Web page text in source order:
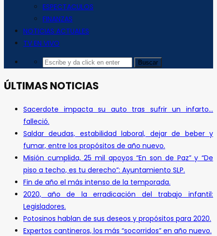
ESPECTACULOS
FINANZAS
NOTICIAS ACTUALES
TV EN VIVO
ÚLTIMAS NOTICIAS
Sacerdote impacta su auto tras sufrir un infarto…
falleció.
Saldar deudas, estabilidad laboral, dejar de beber y
fumar, entre los propósitos de año nuevo.
Misión cumplida, 25 mil apoyos “En son de Paz” y “De
piso a techo, es tu derecho”: Ayuntamiento SLP.
Fin de año el más intenso de la temporada.
2020, año de la erradicación del trabajo infantil:
Legisladores.
Potosinos hablan de sus deseos y propósitos para 2020.
Expertos cantineros, los más “socorridos” en año nuevo.